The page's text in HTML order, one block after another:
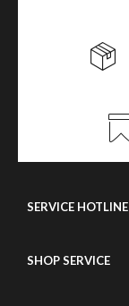
SERVICE HOTLINE
SHOP SERVICE